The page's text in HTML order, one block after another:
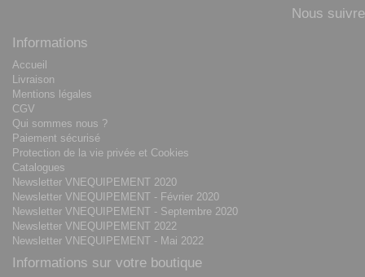
Nous suivre
Informations
Accueil
Livraison
Mentions légales
CGV
Qui sommes nous ?
Paiement sécurisé
Protection de la vie privée et Cookies
Catalogues
Newsletter VNEQUIPEMENT 2020
Newsletter VNEQUIPEMENT - Février 2020
Newsletter VNEQUIPEMENT - Septembre 2020
Newsletter VNEQUIPEMENT 2022
Newsletter VNEQUIPEMENT - Mai 2022
Informations sur votre boutique